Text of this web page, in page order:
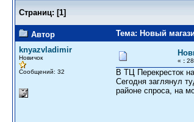
Страниц: [1]
Автор
Тема: Новый
knyazvladimir
Новичок
Сообщений: 32
« :
В ТЦ Перекресток
Сегодня заглянул
районе спроса, на